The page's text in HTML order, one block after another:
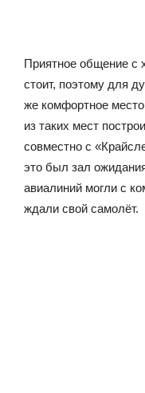
Приятное общение с
стоит, поэтому для
же комфортное
из таких мест
совместно с
это был зал
авиалиний могли с
ждали свой самолёт.